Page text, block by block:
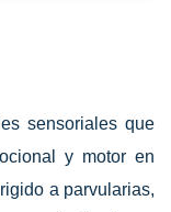
sensoriales que
y motor en
a parvularias,